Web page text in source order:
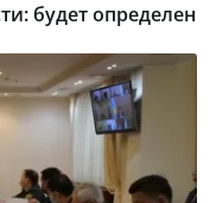
будет определен